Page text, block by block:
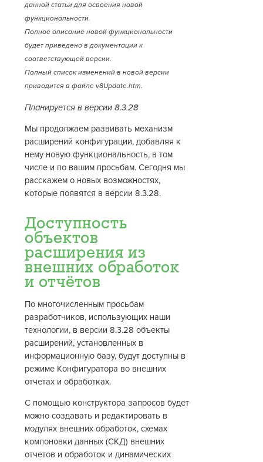
данной статьи для освоения новой
функциональности.
Полное описание новой функциональности
будет приведено в документации к
соответствующей версии.
Полный список изменений в новой версии
приводится в файле v8Update.htm.
Планируется в версии 8.3.28
Мы продолжаем развивать механизм
расширений конфигурации, добавляя к
нему новую функциональность, в том
числе и по вашим просьбам. Сегодня мы
расскажем о новых возможностях,
которые появятся в версии 8.3.28.
Доступность
объектов
расширения из
внешних обработок
и отчётов
По многочисленным просьбам
разработчиков, использующих наши
технологии, в версии 8.3.28 объекты
расширений, установленных в
информационную базу, будут доступны в
режиме Конфигуратора во внешних
отчетах и обработках.
С помощью конструктора запросов будет
можно создавать и редактировать в
модулях внешних обработок, схемах
компоновки данных (СКД) внешних
отчетов и обработок и динамических